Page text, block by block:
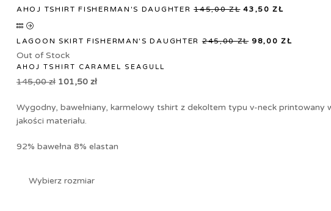
AHOJ TSHIRT FISHERMAN'S DAUGHTER 145,00ZŁ 43,50ZŁ
LAGOON SKIRT FISHERMAN'S DAUGHTER 245,00ZŁ 98,00ZŁ
Out of Stock
AHOJ TSHIRT CARAMEL SEAGULL
145,00zł 101,50 zł
Wygodny, bawełniany, karmelowy tshirt z dekoltem typu v-neck
jakości materiału.
92% bawełna 8% elastan
Wybierz rozmiar